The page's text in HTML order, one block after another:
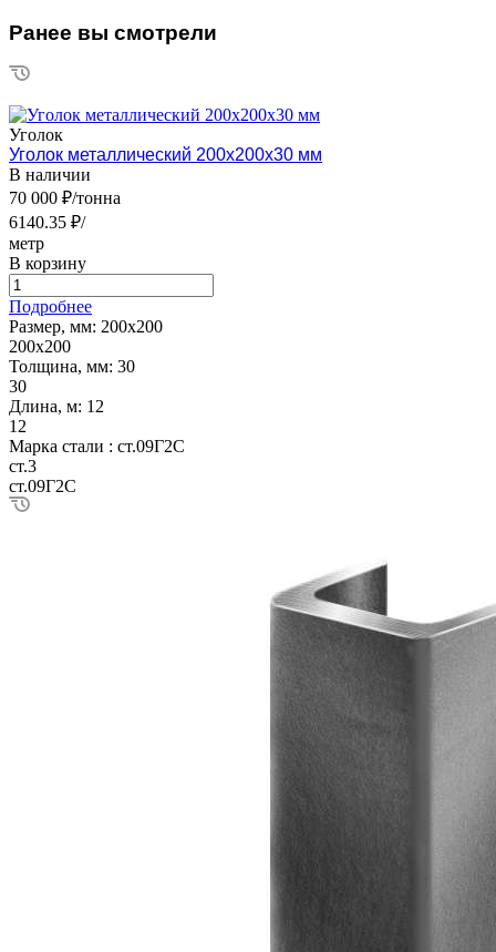
Ранее вы смотрели
Уголок
Уголок металлический 200х200х30 мм
В наличии
70 000 ₽/тонна
6140.35 ₽/
метр
В корзину
Подробнее
Размер, мм: 200х200
200х200
Толщина, мм: 30
30
Длина, м: 12
12
Марка стали : ст.09Г2С
ст.3
ст.09Г2С